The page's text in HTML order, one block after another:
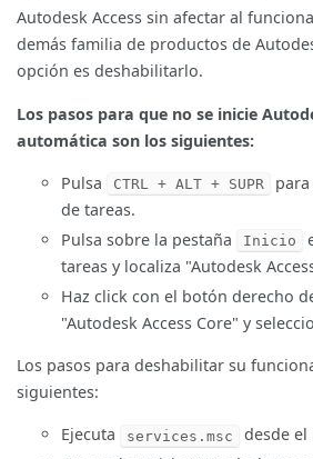
Autodesk Access sin afectar al
demás familia de productos de
opción es deshabilitarlo.
Los pasos para que no se inicie
automática son los siguientes:
Pulsa CTRL + ALT + SUPR
de tareas.
Pulsa sobre la pestaña
Inicio
tareas y localiza "Autodesk
Haz click con el botón derecho
"Autodesk Access Core" y
Los pasos para deshabilitar su
siguientes:
Ejecuta services.msc
desde